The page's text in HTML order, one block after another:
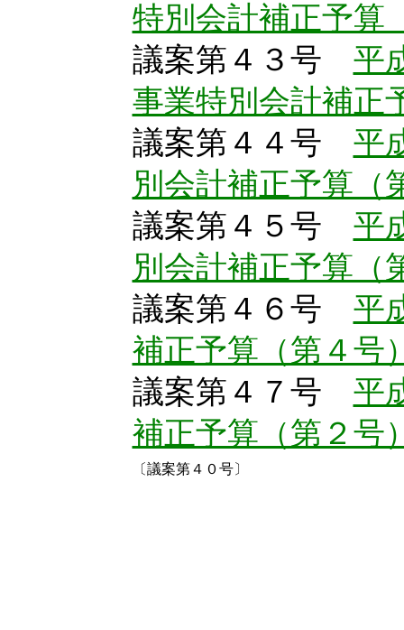
特別会計補正予算
議案第４３号 平
事業特別会計補正
議案第４４号 平
別会計補正予算（
議案第４５号 平
別会計補正予算（
議案第４６号 平
補正予算（第４号
議案第４７号 平
補正予算（第２号
〔議案第４０号〕